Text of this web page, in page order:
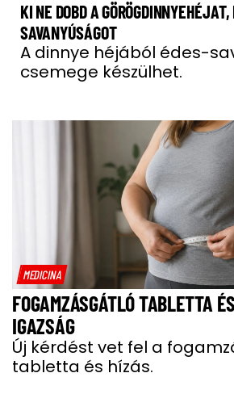
KI NE DOBD A
SAVANYÚSÁGOT
A dinnye héjából édes-
csemege készülhet.
MEDICINA
FOGAMZÁSGÁTLÓ TABLETTA
IGAZSÁG
Új kérdést vet fel a
tabletta és hízás.